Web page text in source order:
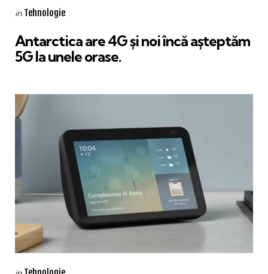
Categories
Posted
in Tehnologie
Antarctica are 4G și noi încă așteptăm
5G la unele orase.
Categories
Posted